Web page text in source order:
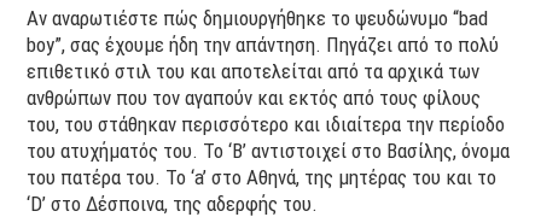
Αν αναρωτιέστε πώς δημιουργήθηκε το ψευδώνυμο “bad
boy”, σας έχουμε ήδη την απάντηση. Πηγάζει από το πολύ
επιθετικό στιλ του και αποτελείται από τα αρχικά των
ανθρώπων που τον αγαπούν και εκτός από τους φίλους
του, του στάθηκαν περισσότερο και ιδιαίτερα την περίοδο
του ατυχήματός του. Το ‘B’ αντιστοιχεί στο Βασίλης, όνομα
του πατέρα του. Το ‘a’ στο Αθηνά, της μητέρας του και το
‘D’ στο Δέσποινα, της αδερφής του.